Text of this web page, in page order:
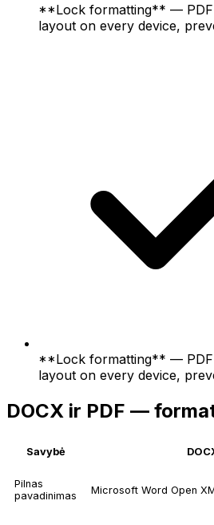
**Lock formatting** — PDF
layout on every device,
**Lock formatting** — PDF
layout on every device,
DOCX ir PDF —
Savybė
Pilnas
pavadinimas
Microsoft Word Open